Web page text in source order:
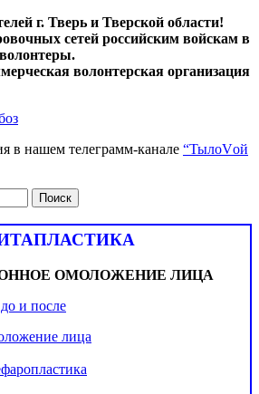
г. Тверь и Тверской области!
сетей российским войскам в
волонтерская организация
в нашем телеграмм-канале “ТылоVой
ОМОЛОЖЕНИЕ ЛИЦА
лица